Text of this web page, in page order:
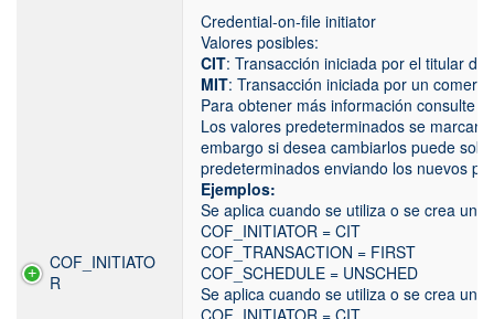
COF_INITIATO
R
Credential-on-file initiator
Valores posibles:
CIT: Transacción iniciada por el titular de
MIT: Transacción iniciada por un
Para obtener más información consulte
Los valores predeterminados se marcan
embargo si desea cambiarlos puede
predeterminados enviando los nuevos
Ejemplos:
Se aplica cuando se utiliza o se crea un
COF_INITIATOR = CIT
COF_TRANSACTION = FIRST
COF_SCHEDULE = UNSCHED
Se aplica cuando se utiliza o se crea un
COF_INITIATOR = CIT